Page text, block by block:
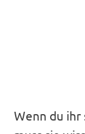
Wenn du ihr